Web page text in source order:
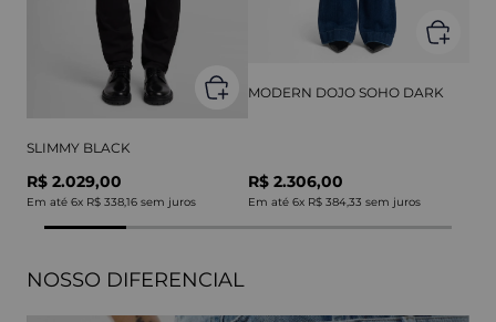
SLIMMY BLACK
R$ 2.029,00
Em até 6x R$ 338,16 sem juros
MODERN DOJO SOHO DARK
R$ 2.306,00
Em até 6x R$ 384,33 sem juros
NOSSO DIFERENCIAL